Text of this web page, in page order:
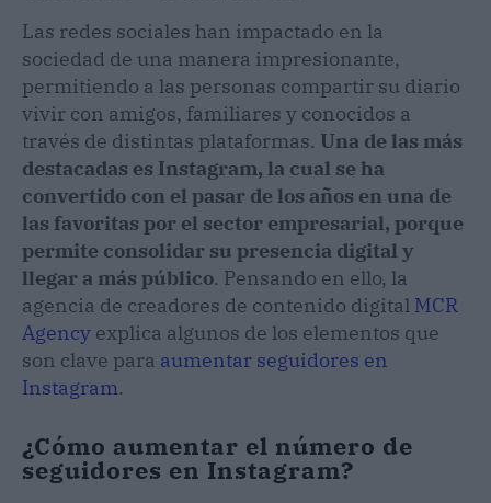
Las redes sociales han impactado en la
sociedad de una manera impresionante,
permitiendo a las personas compartir su diario
vivir con amigos, familiares y conocidos a
través de distintas plataformas. Una de las más
destacadas es Instagram, la cual se ha
convertido con el pasar de los años en una de
las favoritas por el sector empresarial, porque
permite consolidar su presencia digital y
llegar a más público. Pensando en ello, la
agencia de creadores de contenido digital MCR
Agency explica algunos de los elementos que
son clave para aumentar seguidores en
Instagram.
¿Cómo aumentar el número de
seguidores en Instagram?